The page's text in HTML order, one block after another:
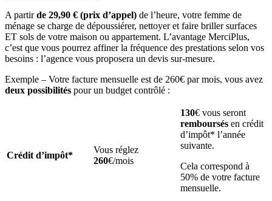
A partirde 29,90 € (prix d’appel) de l’heure, votre femme de
ménage se charge de dépoussiérer, nettoyer et faire briller surfaces
ET sols de votre maison ou appartement. L’avantage MerciPlus,
c’est que vous pourrez affiner la fréquence des prestations selon vos
besoins : l’agence vous proposera un devis sur-mesure.
Exemple – Votre facture mensuelle est de 260€ par mois, vous avez
deux possibilités pour un budget contrôlé :
Crédit d’impôt*
Vous réglez
260€/mois
130€ vous seront
remboursés en crédit
d’impôt* l’année
suivante.
Cela correspond à
50% de votre facture
mensuelle.